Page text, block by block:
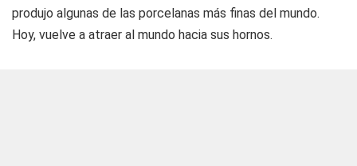
produjo algunas de las porcelanas más finas del mundo.
Hoy, vuelve a atraer al mundo hacia sus hornos.